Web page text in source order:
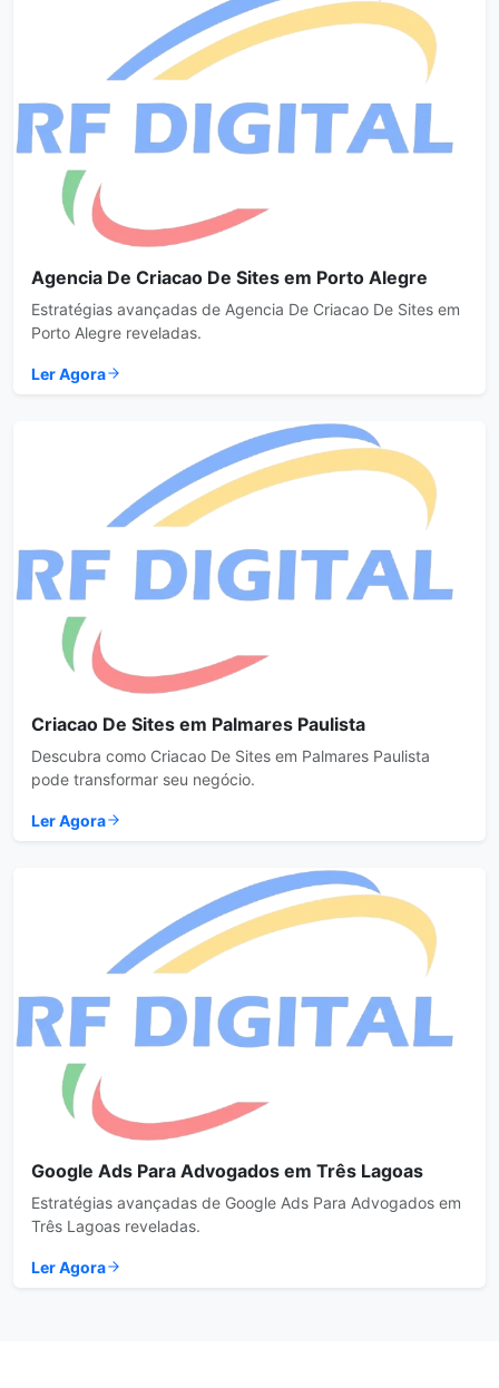
Agencia De Criacao De Sites em Porto Alegre
Estratégias avançadas de Agencia De Criacao De Sites em
Porto Alegre reveladas.
Ler Agora
Criacao De Sites em Palmares Paulista
Descubra como Criacao De Sites em Palmares Paulista
pode transformar seu negócio.
Ler Agora
Google Ads Para Advogados em Três Lagoas
Estratégias avançadas de Google Ads Para Advogados em
Três Lagoas reveladas.
Ler Agora